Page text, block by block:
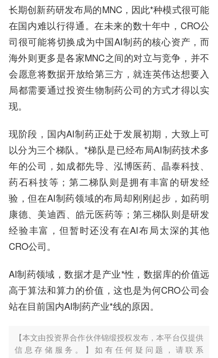
长期创新药研发布局的MNC，因此*种模式很可能
在国内难以行得通。在未来的数十年中，CRO公
司很可能将切换成为中国AI制药的核心资产，而
海外则更多是各家MNC之间的对立与竞争，并不
会愿意将数据开放给第三方，就连英伟达想要入
局都需要通过投资生物制药公司的方式才得以实
现。
现阶段，国内AI制药正处于发展初期，大致上可
以分为三个梯队。*梯队是已经布局AI制药技术多
年的公司，如成都先导、泓博医药、晶泰科技、
药石科技等；第二梯队则是拥有丰富的研发经
验，但在AI制药领域的布局却刚刚起步，如药明
康德、美迪西、皓元医药等；第三梯队则是研发
经验丰富，但暂时还没有在AI布局太深的其他
CRO公司。
AI制药领域，数据才是产业*性，数据库的价值远
高于算法和算力的价值，这也是为何CRO公司会
站在目前国内AI制药产业*线的原因。
【本文由投资界合作伙伴锦缎授权发布，本平台仅提供
信息存储服务。】如有任何疑问题，请联系